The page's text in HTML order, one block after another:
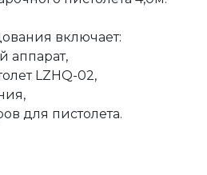
включает:
аппарат,
LZHQ-02,
для пистолета.